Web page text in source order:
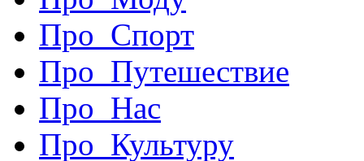
Про_Спорт
Про_Путешествие
Про_Нас
Про_Культуру